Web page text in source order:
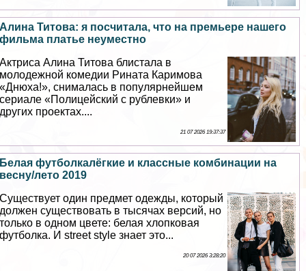
Алина Титова: я посчитала, что на премьере нашего
фильма платье неуместно
Актриса Алина Титова блистала в
молодежной комедии Рината Каримова
«Днюха!», снималась в популярнейшем
сериале «Полицейский с рублевки» и
других проектах....
21 07 2026 19:37:37
Белая футболкалёгкие и классные комбинации на
весну/лето 2019
Существует один предмет одежды, который
должен существовать в тысячах версий, но
только в одном цвете: белая хлопковая
футболка. И street style знает это...
20 07 2026 3:28:20